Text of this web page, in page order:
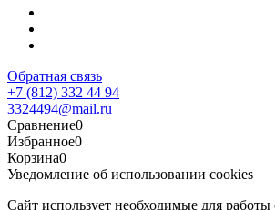
Обратная связь
+7 (812) 332 44 94
3324494@mail.ru
Сравнение0
Избранное0
Корзина0
Уведомление об использовании cookies
Сайт использует необходимые для